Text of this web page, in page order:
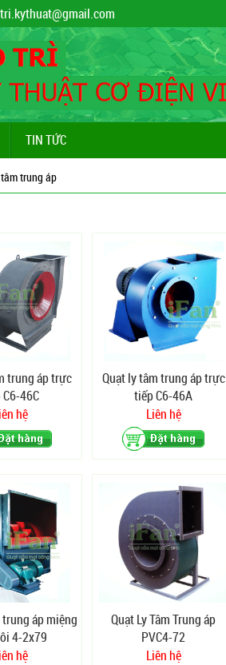
TIN TỨC
trung áp
trung áp trực
46C
hệ
Quạt ly tâm trung áp trực
tiếp C6-46A
Liên hệ
áp miệng
4-2x79
hệ
Quạt Ly Tâm Trung áp
PVC4-72
Liên hệ